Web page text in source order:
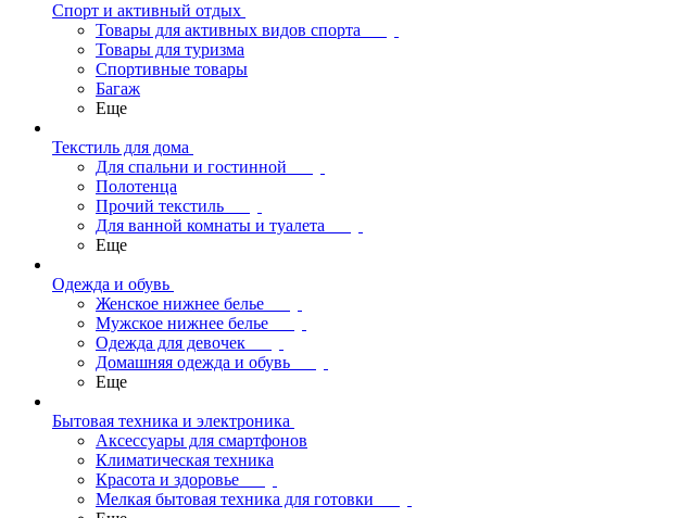
Спорт и активный отдых
Товары для активных видов спорта
Товары для туризма
Спортивные товары
Багаж
Еще
Текстиль для дома
Для спальни и гостинной
Полотенца
Прочий текстиль
Для ванной комнаты и туалета
Еще
Одежда и обувь
Женское нижнее белье
Мужское нижнее белье
Одежда для девочек
Домашняя одежда и обувь
Еще
Бытовая техника и электроника
Аксессуары для смартфонов
Климатическая техника
Красота и здоровье
Мелкая бытовая техника для готовки